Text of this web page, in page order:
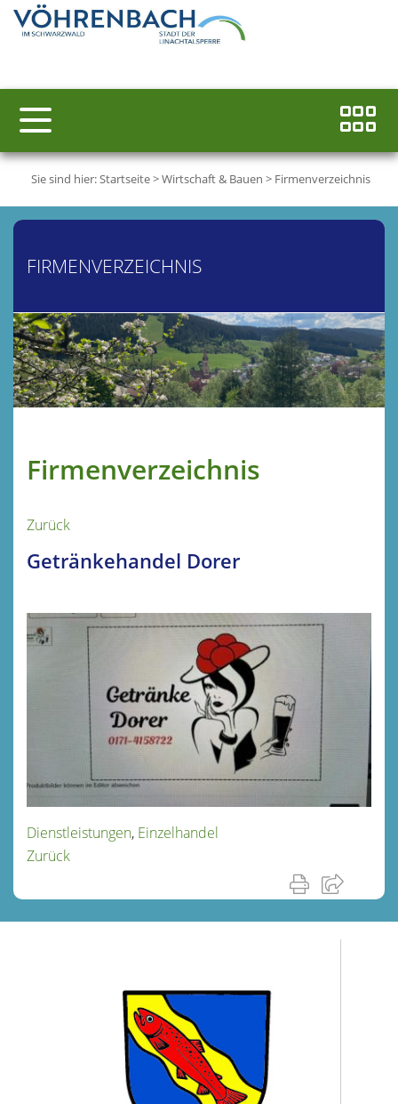
Sie sind hier:Startseite>Wirtschaft & Bauen > Firmenverzeichnis
FIRMENVERZEICHNIS
Firmenverzeichnis
Zurück
Getränkehandel Dorer
Dienstleistungen, Einzelhandel
Zurück